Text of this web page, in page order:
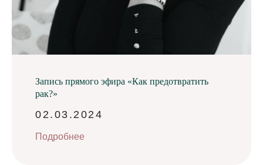
Запись прямого эфира «Как предотвратить
рак?»
02.03.2024
Подробнее